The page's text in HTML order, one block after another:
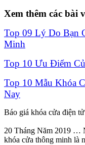
Xem thêm các bài
Top 09 Lý Do Bạn
Minh
Top 10 Ưu Điểm
Top 10 Mẫu Khóa
Nay
Báo giá khóa cửa điện
20 Tháng Năm 2019 …
khóa cửa thông minh